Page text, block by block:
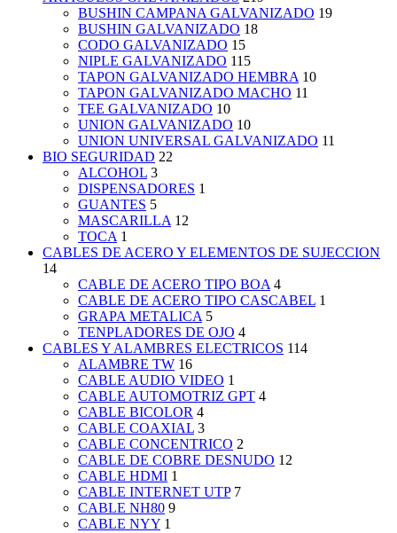
BUSHIN CAMPANA GALVANIZADO 19
BUSHIN GALVANIZADO 18
CODO GALVANIZADO 15
NIPLE GALVANIZADO 115
TAPON GALVANIZADO HEMBRA 10
TAPON GALVANIZADO MACHO 11
TEE GALVANIZADO 10
UNION GALVANIZADO 10
UNION UNIVERSAL GALVANIZADO 11
BIO SEGURIDAD 22
ALCOHOL 3
DISPENSADORES 1
GUANTES 5
MASCARILLA 12
TOCA 1
CABLES DE ACERO Y ELEMENTOS DE SUJECCION
14
CABLE DE ACERO TIPO BOA 4
CABLE DE ACERO TIPO CASCABEL 1
GRAPA METALICA 5
TENPLADORES DE OJO 4
CABLES Y ALAMBRES ELECTRICOS 114
ALAMBRE TW 16
CABLE AUDIO VIDEO 1
CABLE AUTOMOTRIZ GPT 4
CABLE BICOLOR 4
CABLE COAXIAL 3
CABLE CONCENTRICO 2
CABLE DE COBRE DESNUDO 12
CABLE HDMI 1
CABLE INTERNET UTP 7
CABLE NH80 9
CABLE NYY 1